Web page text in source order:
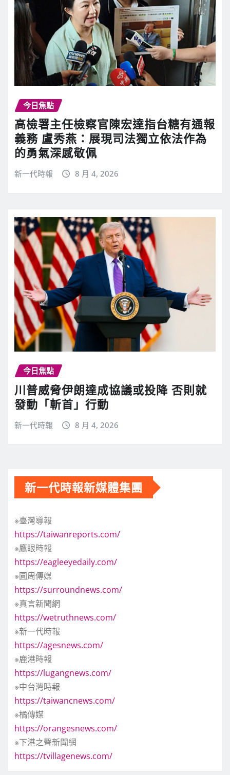
今日焦點
高檢署主任檢察官陳宏達指台糖有通報
義務 盧秀燕：展現司法獨立依法作為
的勇氣深感敬佩
新一代時報 8 月 4, 2026
今日焦點
川普威脅伊朗達成協議或投降 否則就
發動「斬首」行動
新一代時報 8 月 4, 2026
新一代時報新媒體集團
※臺灣導報
https://taiwanreports.com/
※鷹眼時報
https://eagleeyedaily.com/
※圓周傳媒
https://surroundnews.com/
※真言新聞網
https://wetruthnews.com/
※新一代時報
https://agesnews.com/
※鹿港時報
https://lugangnews.com/
※中台灣時報
https://taiwancnews.com/
※橘傳媒
https://orangesnews.com/
※下港之聲新聞網
https://tvillagenews.com/